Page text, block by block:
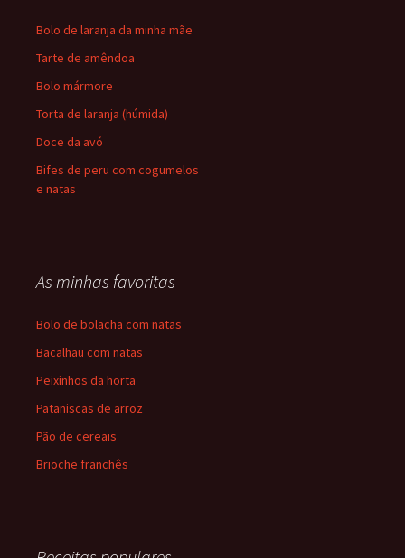
Bolo de laranja da minha mãe
Tarte de amêndoa
Bolo mármore
Torta de laranja (húmida)
Doce da avó
Bifes de peru com cogumelos
e natas
As minhas favoritas
Bolo de bolacha com natas
Bacalhau com natas
Peixinhos da horta
Pataniscas de arroz
Pão de cereais
Brioche franchês